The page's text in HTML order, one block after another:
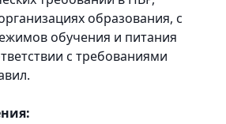
образования, с
обучения и питания
с требованиями